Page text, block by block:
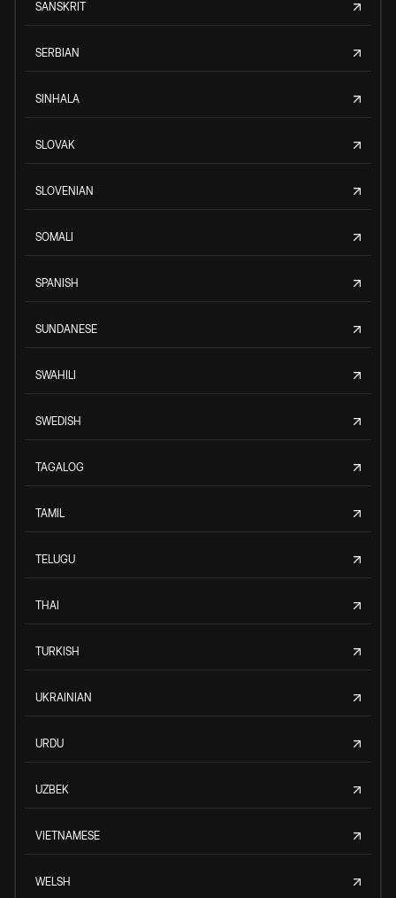
SANSKRIT
SERBIAN
SINHALA
SLOVAK
SLOVENIAN
SOMALI
SPANISH
SUNDANESE
SWAHILI
SWEDISH
TAGALOG
TAMIL
TELUGU
THAI
TURKISH
UKRAINIAN
URDU
UZBEK
VIETNAMESE
WELSH